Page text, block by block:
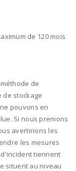
de 120mois
de
de stockage
pouvons en
Si nous prenions
avertirions les
les mesures
tiennent
situent au niveau